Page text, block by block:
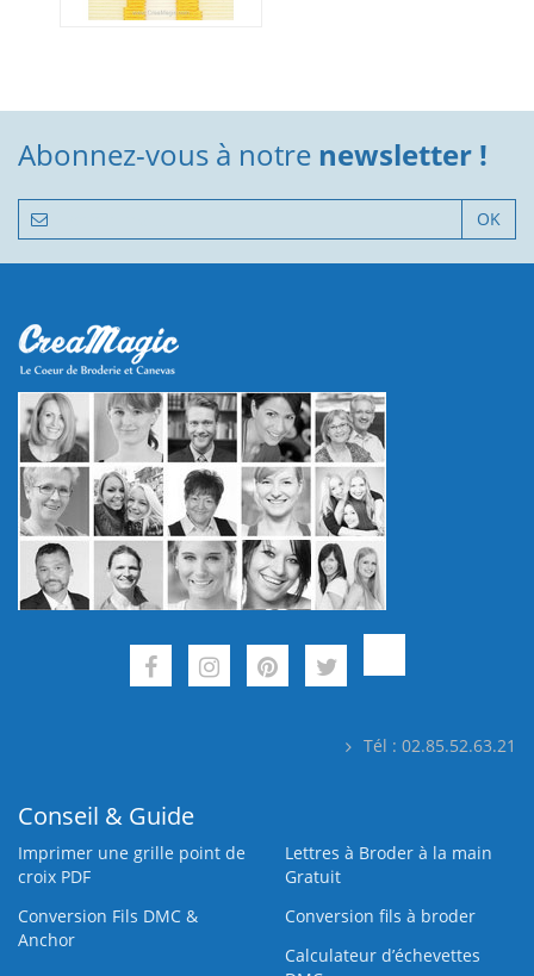
Abonnez-vous à notre newsletter !
OK
Tél : 02.85.52.63.21
Conseil & Guide
Imprimer une grille point de
croix PDF
Lettres à Broder à la main
Gratuit
Conversion Fils DMC &
Anchor
Conversion fils à broder
Calculateur d’échevettes